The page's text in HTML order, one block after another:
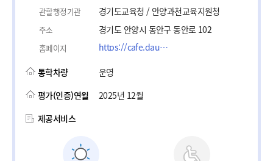
관할행정기관 경기도교육청 / 안양과천교육지원청
주소 경기도 안양시 동안구 동안로 102
홈페이지 https://cafe.daum.net/joongwonii
통학차량
운영
평가(인증)연월
2025년 12월
제공서비스